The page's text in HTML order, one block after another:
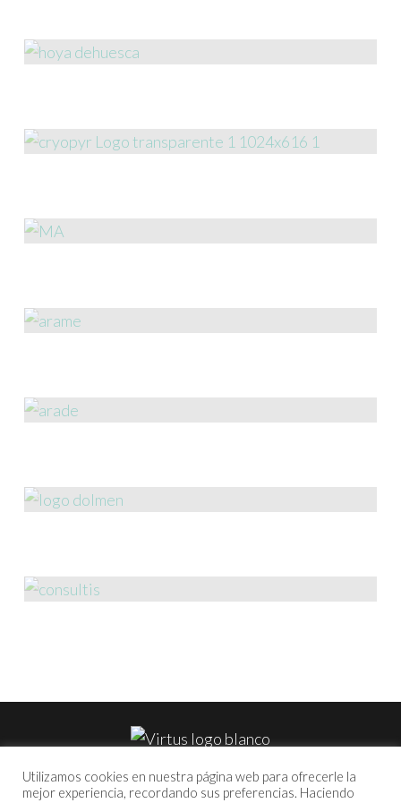
Utilizamos cookies en nuestra página web para ofrecerle la
mejor experiencia, recordando sus preferencias. Haciendo